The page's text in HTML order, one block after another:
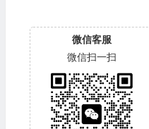
微信客服
微信扫一扫